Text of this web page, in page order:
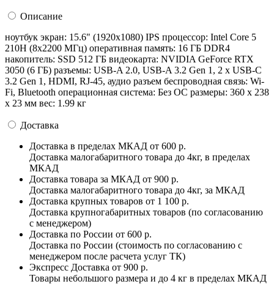
Описание
ноутбук экран: 15.6" (1920x1080) IPS процессор: Intel Core 5
210H (8x2200 МГц) оперативная память: 16 ГБ DDR4
накопитель: SSD 512 ГБ видеокарта: NVIDIA GeForce RTX
3050 (6 ГБ) разъемы: USB-A 2.0, USB-A 3.2 Gen 1, 2 x USB-C
3.2 Gen 1, HDMI, RJ-45, аудио разъем беспроводная связь: Wi-
Fi, Bluetooth операционная система: Без ОС pазмеры: 360 x 238
x 23 мм вес: 1.99 кг
Доставка
Доставка в пределах МКАД от 600 р.
Доставка малогабаритного товара до 4кг, в пределах
МКАД
Доставка товара за МКАД от 900 р.
Доставка малогабаритного товара до 4кг, за МКАД
Доставка крупных товаров от 1 100 р.
Доставка крупногабаритных товаров (по согласованию
с менеджером)
Доставка по России от 600 р.
Доставка по России (стоимость по согласованию с
менеджером после расчета услуг ТК)
Экспресс Доставка от 900 р.
Товары небольшого размера и до 4 кг в пределах МКАД